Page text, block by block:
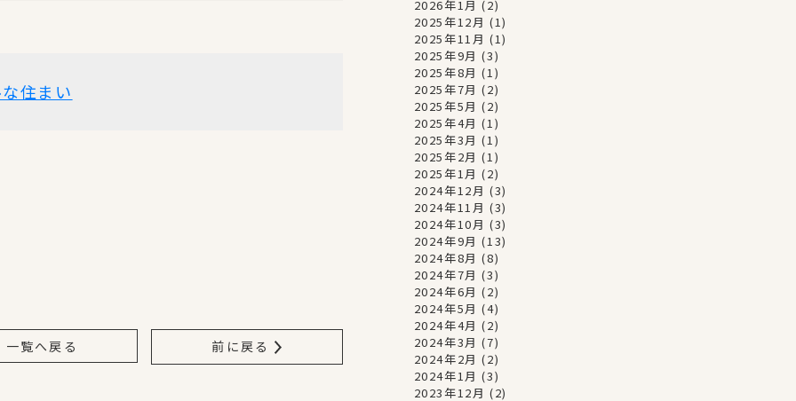
住まい
一覧へ戻る 前に戻る
2026年1月 (2)
2025年12月 (1)
2025年11月 (1)
2025年9月 (3)
2025年8月 (1)
2025年7月 (2)
2025年5月 (2)
2025年4月 (1)
2025年3月 (1)
2025年2月 (1)
2025年1月 (2)
2024年12月 (3)
2024年11月 (3)
2024年10月 (3)
2024年9月 (13)
2024年8月 (8)
2024年7月 (3)
2024年6月 (2)
2024年5月 (4)
2024年4月 (2)
2024年3月 (7)
2024年2月 (2)
2024年1月 (3)
2023年12月 (2)